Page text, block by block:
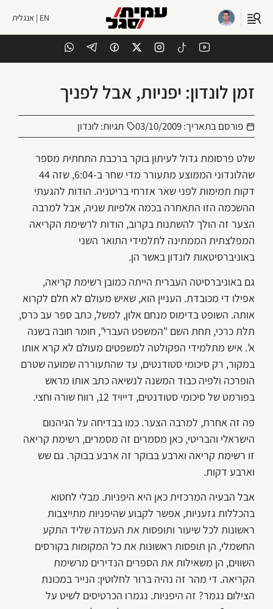
EN | אנגלית
זמן לונדון: יפניות, אבל לפניך
פורסם בתאריך:03/10/2009 תגיות:לונדון
שלט פרסומת גדול לעיתון בוקר ברכבת התחתית מספר
שהלונדוני הממוצע מתעורר מדי שחר ב-6:04, שזה 44
דקות תמימות לפני שאר אזרחי בריטניה. הודות להגעתי
ההשכמה הזו התאחרה בכמה אלפיות שניה, אבל למרבה
הצער זה הולך להשתנות בקרוב, הודות לרשימת הקריאה
המפלצתית הממתינה לתלמידי התואר השני
באוניברסיטאות לונדון באשר הן.
גם באוניברסיטה העברית הייתה כמובן רשימת קריאה,
אפילו די מכובדת. העניין הוא, שאיש מעולם לא חלם לקרוא
אותה. השופט בדימוס מנחם אלון, למשל, כתב ספר עב כרס,
תלת כרכי, תחת השם "המשפט העברי", חומר חובה בשנה
א'. איש מתלמידי הפקולטה למשפטים מעולם לא קרא אותו
במקור, רק סיכומי סטודנטים, עד שהתעוררה שמועה שטרם
הופרכה ולפיה כבוד המשנה לנשיאה כתב אותו מראש
בפורמט של סיכומי סטודנטים, דייויד 12, רווח שורה וחצי.
פה זה אחרת, למרבה הצער. כמו בבדיחה על הגיהנום
הישראלי והבריטי, כאן מסמרים זה מסמרים, רשימת קריאה
זו רשימת קריאה וארבע בבוקר זה ארבע בבוקר. גם שש
וארבע דקות.
אבל הבעיה המרכזית כאן היא היפניות. מבלי לחטוא
בהכללות גזעניות, אפשר לקבוע שהיפניות מתייצבות
ראשונות לכל שיעור ותופסות את העמדה שליד התקע
החשמלי, הן תופסות ראשונות את כל המקומות בקורסים
השווים, הן משאילות את הספרים הנדירים מרשימת
הקריאה. די מהר זה נהיה ברור לחלוטין: הנייר במכונת
הצילום נגמר? זה היפניות. נגמרו הכרטיסים לשיט על